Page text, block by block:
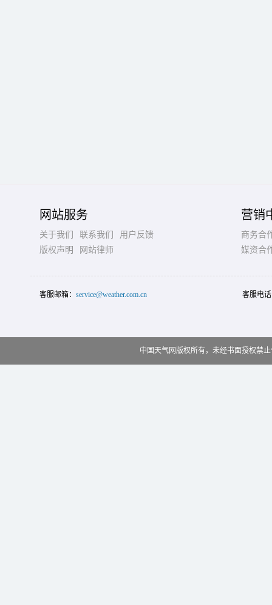
网站服务
关于我们 联系我们
用户反馈
版权声明
网站律师
营销
商务合
媒资合
客服邮箱： service@weather.com.cn 客服电
中国天气网版权所有，未经书面授权